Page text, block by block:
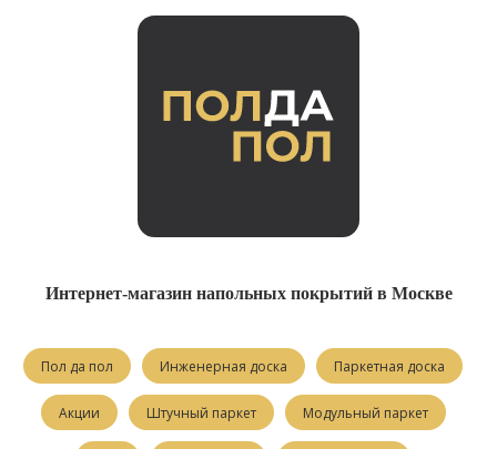
Интернет-магазин напольных покрытий в Москве
Пол да пол Инженерная доска Паркетная доска
Акции Штучный паркет Модульный паркет